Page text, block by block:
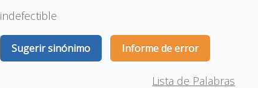
indefectible
Sugerir sinónimo Informe de error
Lista de Palabras